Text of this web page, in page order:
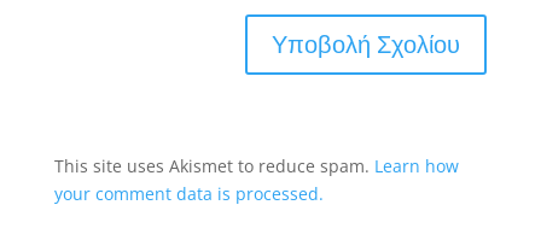
This site uses Akismet to reduce spam. Learn how
your comment data is processed.